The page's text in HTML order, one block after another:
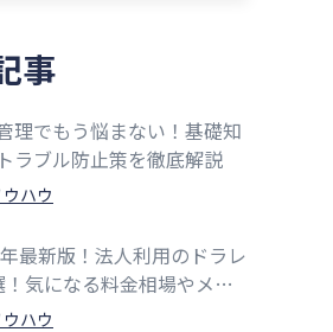
事
理でもう悩まない！基礎知
ラブル防止策を徹底解説
ウハウ
最新版！法人利用のドラレ
！気になる料金相場やメリ
紹介
ウハウ